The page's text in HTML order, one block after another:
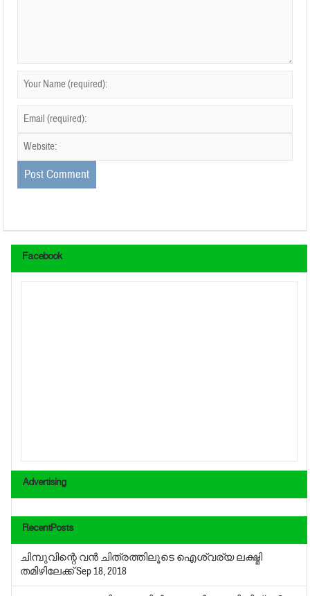
Facebook
Advertising
RecentPosts
ചിമ്പുവിന്റെ വന്‍ ചിത്രത്തിലൂടെ ഐശ്വര്യ ലക്ഷ്മി
തമിഴിലേക്ക്Sep 18, 2018